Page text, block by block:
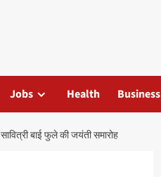
Jobs Health Business
बाई फुले की जयंती समारोह